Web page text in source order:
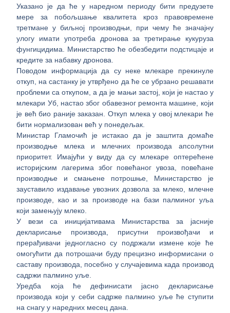
Указано је да ће у наредном периоду бити предузете
мере за побољшање квалитета кроз правовремене
третмане у биљној производњи, при чему ће значајну
улогу имати употреба дронова за третирање кукуруза
фунгицидима. Министарство ће обезбедити подстицаје и
кредите за набавку дронова.
Поводом информација да су неке млекаре прекинуле
откуп, на састанку је утврђено да ће се убрзано решавати
проблеми са откупом, а да је мањи застој, који је настао у
млекари Уб, настао због обавезног ремонта машине, који
је већ био раније заказан. Откуп млека у овој млекари ће
бити нормализован већ у понедељак.
Министар Гламочић је истакао да је заштита домаће
производње млека и млечних производа апсолутни
приоритет. Имајући у виду да су млекаре оптерећене
историјским лагерима због повећаног увоза, повећане
производње и смањене потрошње, Министарство је
зауставило издавање увозних дозвола за млеко, млечне
производе, као и за производе на бази палминог уља
који замењују млеко.
У вези са иницијативама Министарства за јасније
декларисање производа, присутни произвођачи и
прерађивачи једногласно су подржали измене које ће
омогућити да потрошачи буду прецизно информисани о
саставу производа, посебно у случајевима када производ
садржи палмино уље.
Уредба која ће дефинисати јасно декларисање
производа који у себи садрже палмино уље ће ступити
на снагу у наредних месец дана.